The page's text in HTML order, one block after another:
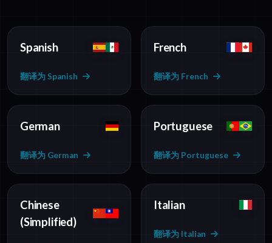
Spanish
翻译为 Spanish
French
翻译为 French
German
翻译为 German
Portuguese
翻译为 Portuguese
Chinese
(Simplified)
Italian
翻译为 Italian